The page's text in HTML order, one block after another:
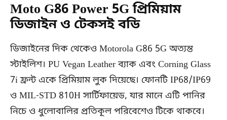
Moto G86 Power 5G প্রিমিয়াম
ডিজাইন ও টেকসই বডি
ডিজাইনের দিক থেকেও Motorola G86 5G অত্যন্ত
স্টাইলিশ। PU Vegan Leather ব্যাক এবং Corning Glass
7i ফ্রন্ট একে প্রিমিয়াম লুক দিয়েছে। ফোনটি IP68/IP69
ও MIL-STD 810H সার্টিফায়েড, যার মানে এটি পানির
নিচে ও ধুলোবালির প্রতিকূল পরিবেশেও টিকে থাকবে।